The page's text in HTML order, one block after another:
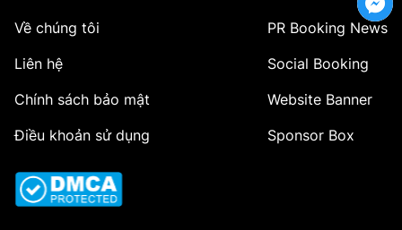
Về chúng tôi
Liên hệ
Chính sách bảo mật
Điều khoản sử dụng
PR Booking News
Social Booking
Website Banner
Sponsor Box